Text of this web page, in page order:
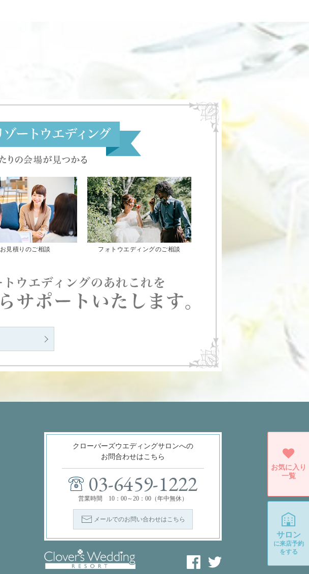
お見積りのご相談 フォトウエディングのご相談
クローバーズウエディングサロンへの
お問合わせはこちら
03-6459-1222
営業時間 10：00～20：00（年中無休）
メールでのお問い合わせはこちら
お気に入り
一覧
サロン
に来店予約
をする